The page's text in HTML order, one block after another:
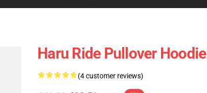
Haru Ride Pullover Hoodie
(4 customer reviews)